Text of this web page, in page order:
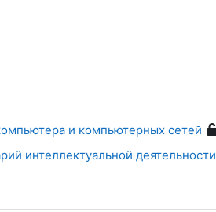
и компьютерных сетей
интеллектуальной деятельности